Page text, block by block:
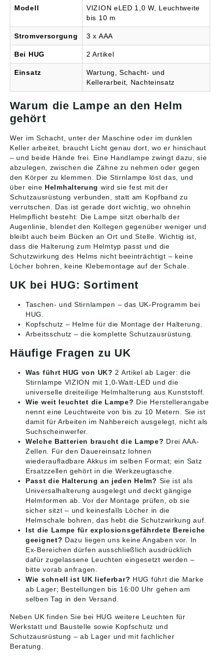
Modell
VIZION eLED 1,0 W, Leuchtweite
bis 10 m
Stromversorgung 3 x AAA
Bei HUG 2 Artikel
Einsatz
Wartung, Schacht- und
Kellerarbeit, Nachteinsatz
Warum die Lampe an den Helm
gehört
Wer im Schacht, unter der Maschine oder im dunklen
Keller arbeitet, braucht Licht genau dort, wo er hinschaut
– und beide Hände frei. Eine Handlampe zwingt dazu, sie
abzulegen, zwischen die Zähne zu nehmen oder gegen
den Körper zu klemmen. Die Stirnlampe löst das, und
über eine Helmhalterung wird sie fest mit der
Schutzausrüstung verbunden, statt am Kopfband zu
verrutschen. Das ist gerade dort wichtig, wo ohnehin
Helmpflicht besteht: Die Lampe sitzt oberhalb der
Augenlinie, blendet den Kollegen gegenüber weniger und
bleibt auch beim Bücken an Ort und Stelle. Wichtig ist,
dass die Halterung zum Helmtyp passt und die
Schutzwirkung des Helms nicht beeinträchtigt – keine
Löcher bohren, keine Klebemontage auf der Schale.
UK bei HUG: Sortiment
Taschen- und Stirnlampen – das UK-Programm bei
HUG.
Kopfschutz – Helme für die Montage der Halterung.
Arbeitsschutz – die komplette Schutzausrüstung.
Häufige Fragen zu UK
Was führt HUG von UK? 2 Artikel ab Lager: die
Stirnlampe VIZION mit 1,0-Watt-LED und die
universelle dreiteilige Helmhalterung aus Kunststoff.
Wie weit leuchtet die Lampe? Die Herstellerangabe
nennt eine Leuchtweite von bis zu 10 Metern. Sie ist
damit für Arbeiten im Nahbereich ausgelegt, nicht als
Suchscheinwerfer.
Welche Batterien braucht die Lampe? Drei AAA-
Zellen. Für den Dauereinsatz lohnen
wiederaufladbare Akkus im selben Format; ein Satz
Ersatzzellen gehört in die Werkzeugtasche.
Passt die Halterung an jeden Helm? Sie ist als
Universalhalterung ausgelegt und deckt gängige
Helmformen ab. Vor der Montage prüfen, ob sie
sicher sitzt – und keinesfalls Löcher in die
Helmschale bohren, das hebt die Schutzwirkung auf.
Ist die Lampe für explosionsgefährdete Bereiche
geeignet? Dazu liegen uns keine Angaben vor. In
Ex-Bereichen dürfen ausschließlich ausdrücklich
dafür zugelassene Leuchten eingesetzt werden –
bitte vorab anfragen.
Wie schnell ist UK lieferbar? HUG führt die Marke
ab Lager; Bestellungen bis 16:00 Uhr gehen am
selben Tag in den Versand.
Neben UK finden Sie bei HUG weitere Leuchten für
Werkstatt und Baustelle sowie Kopfschutz und
Schutzausrüstung – ab Lager und mit fachlicher
Beratung.